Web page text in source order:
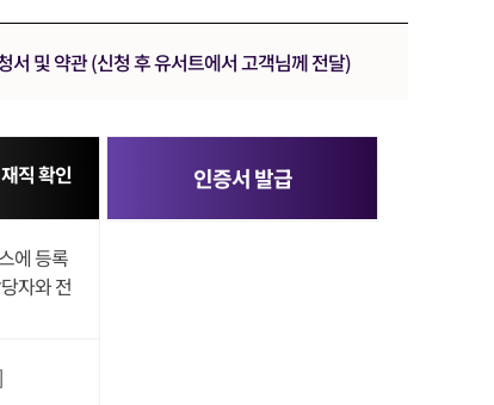
서 및 약관 (신청 후 유서트에서 고객님께 전달)
직 확인
에 등록
자와 전
인증서 발급